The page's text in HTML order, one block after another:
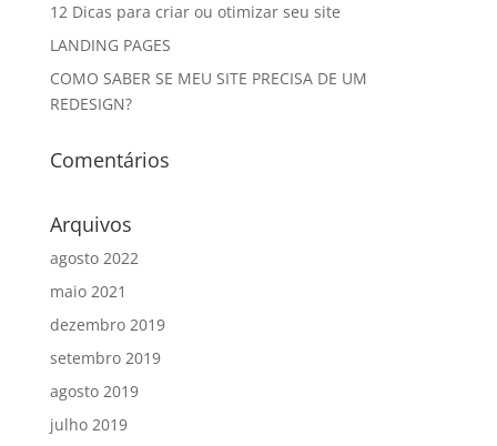
12 Dicas para criar ou otimizar seu site
LANDING PAGES
COMO SABER SE MEU SITE PRECISA DE UM
REDESIGN?
Comentários
Arquivos
agosto 2022
maio 2021
dezembro 2019
setembro 2019
agosto 2019
julho 2019